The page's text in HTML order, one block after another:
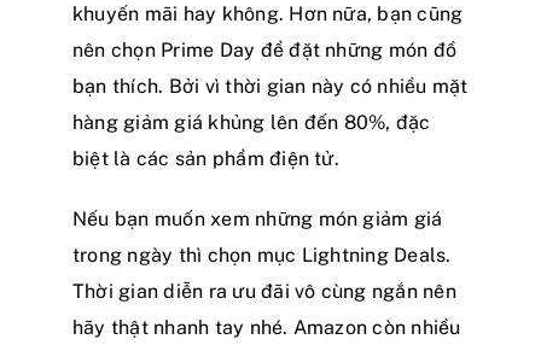
khuyến mãi hay không. Hơn nữa, bạn cũng
nên chọn Prime Day để đặt những món đồ
bạn thích. Bởi vì thời gian này có nhiều mặt
hàng giảm giá khủng lên đến 80%, đặc
biệt là các sản phẩm điện tử.
Nếu bạn muốn xem những món giảm giá
trong ngày thì chọn mục Lightning Deals.
Thời gian diễn ra ưu đãi vô cùng ngắn nên
hãy thật nhanh tay nhé. Amazon còn nhiều